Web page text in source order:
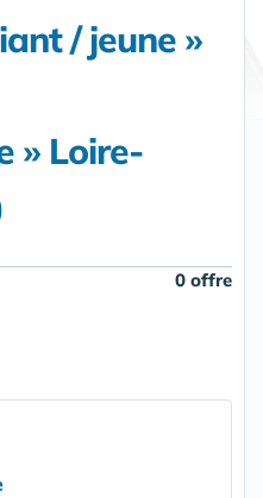
/ jeune »
» Loire-
0 offre